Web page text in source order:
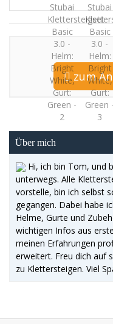
zum
Über mich
Hi, ich bin Tom, und
unterwegs. Alle
vorstelle, bin ich selbst
gegangen. Dabei habe
Helme, Gurte und
wichtigen Infos aus
meinen Erfahrungen
erweitert. Freu dich auf
zu Klettersteigen. Viel